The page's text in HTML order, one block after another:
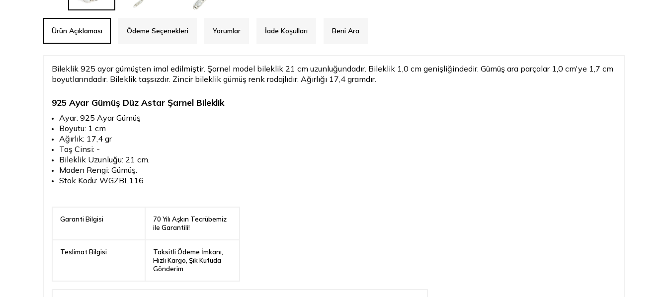
Ürün Açıklaması Ödeme Seçenekleri Yorumlar İade Koşulları Beni Ara
Bileklik 925 ayar gümüşten imal edilmiştir. Şarnel model bileklik 21 cm uzunluğundadır. Bileklik 1,0 cm genişliğindedir. Gümüş ara parçalar 1,0 cm'ye 1,7 cm
boyutlarındadır. Bileklik taşsızdır. Zincir bileklik gümüş renk rodajlıdır. Ağırlığı 17,4 gramdır.
925 Ayar Gümüş Düz Astar Şarnel Bileklik
Ayar: 925 Ayar Gümüş
Boyutu: 1 cm
Ağırlık: 17,4 gr
Taş Cinsi: -
Bileklik Uzunluğu: 21 cm.
Maden Rengi: Gümüş.
Stok Kodu: WGZBL116
Garanti Bilgisi
70 Yılı Aşkın Tecrübemiz
ile Garantili!
Teslimat Bilgisi
Taksitli Ödeme İmkanı,
Hızlı Kargo, Şık Kutuda
Gönderim